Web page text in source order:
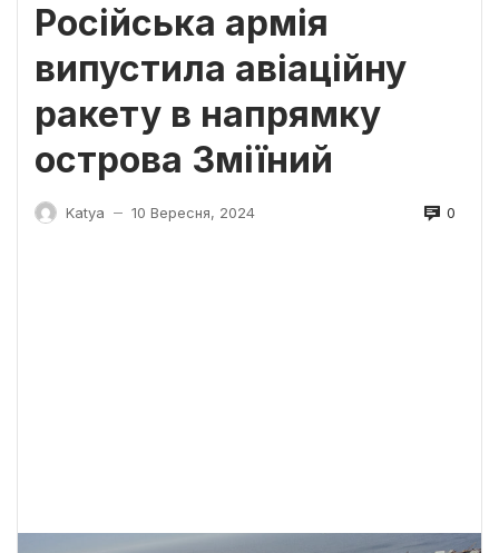
Російська армія
випустила авіаційну
ракету в напрямку
острова Зміїний
Katya — 10 Вересня, 2024 0